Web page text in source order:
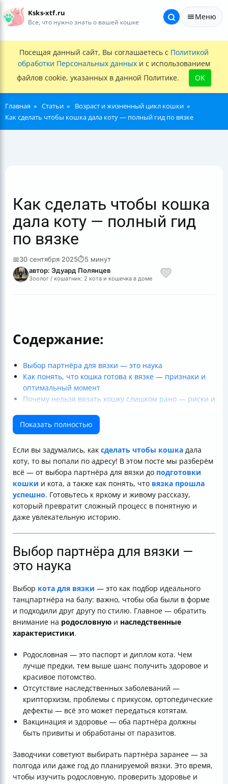
Ksks-xtf.ru
Все, что нужно знать о вашей кошке
Меню
Посещая данный сайт, Вы соглашаетесь с Политикой
обработки Персональных данных и с использованием
файлов cookie, указанных в данной Политике.
OK
Главная Статьи
Возраст и жизненный цикл кошки
Как сделать чтобы кошка дала коту — полный гид по вязке
Как сделать чтобы кошка
дала коту — полный гид
по вязке
📅30 сентября 2025⏱5 минут
автор: Эдуард Полянцев
Зоолог / кошатник: 2 кота и кошечка в доме
Содержание:
Выбор партнёра для вязки — это наука
Как понять, что кошка готова к вязке — признаки и
оптимальный момент
Почему нельзя вязать кошку слишком рано — риски и
Подготовка кошки и кота к вязке — вакцинация,
обработка и стресс
обеспечить комфорт
Как понять, что вязка прошла успешно — признаки и
диагностика беременности
Возможные осложнения и как их избежать
Зачем не стоит вязать кошек без особой цели
Юридические моменты платной вязки
Итоговая таблица: что нужно знать для успешной
вязки кошки
Полезные ссылки
Показать полностью
Если вы задумались, как сделать чтобы кошка дала
коту, то вы попали по адресу! В этом посте мы разберём
всё — от выбора партнёра для вязки до подготовки
кошки и кота, а также как понять, что вязка прошла
успешно. Готовьтесь к яркому и живому рассказу,
который превратит сложный процесс в понятную и
даже увлекательную историю.
Выбор партнёра для вязки —
это наука
Выбор кота для вязки — это как подбор идеального
танцпартнёра на балу: важно, чтобы оба были в форме
и подходили друг другу по стилю. Главное — обратить
внимание на родословную и наследственные
характеристики.
Родословная — это паспорт и диплом кота. Чем
лучше предки, тем выше шанс получить здоровое и
красивое потомство.
Отсутствие наследственных заболеваний —
крипторхизм, проблемы с прикусом, ортопедические
дефекты — всё это может передаться котятам.
Вакцинация и здоровье — оба партнёра должны
быть привиты и обработаны от паразитов.
Заводчики советуют выбирать партнёра заранее — за
полгода или даже год до планируемой вязки. Это время,
чтобы изучить родословную, проверить здоровье и